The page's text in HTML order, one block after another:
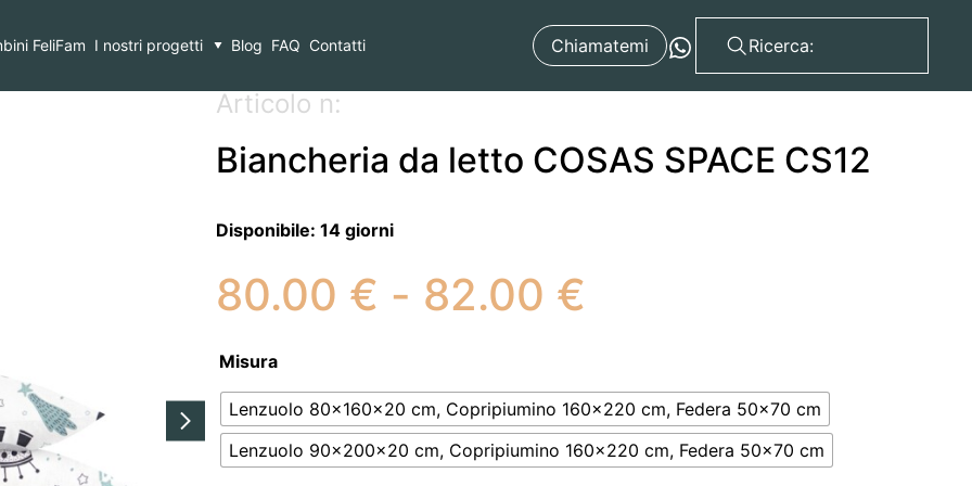
FeliFam I nostri progetti Blog FAQ Contatti Chiamatemi
Articolo n:
Biancheria da letto COSAS SPACE CS12
Disponibile: 14 giorni
80.00 € - 82.00 €
prezzo:
da
80.00 €
Misura
Lenzuolo 80x160x20 cm, Copripiumino 160x220 cm, Federa 50x70 cm
Lenzuolo 90x200x20 cm, Copripiumino 160x220 cm, Federa 50x70 cm